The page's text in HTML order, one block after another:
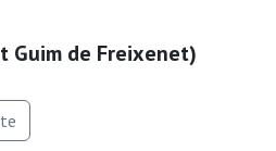
Guim de Freixenet)